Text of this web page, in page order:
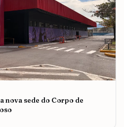
nova sede do Corpo de